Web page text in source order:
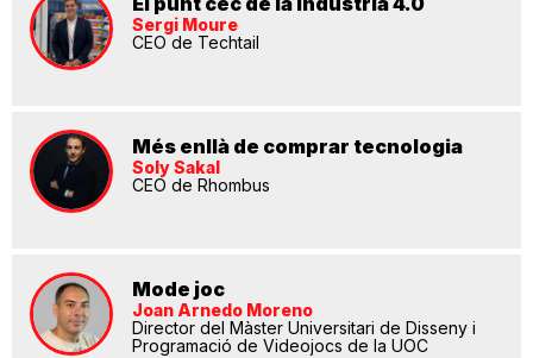
Sergi Moure
CEO de Techtail
Més enllà de comprar tecnologia
Soly Sakal
CEO de Rhombus
Mode joc
Joan Arnedo Moreno
Director del Màster Universitari de Disseny i
Programació de Videojocs de la UOC